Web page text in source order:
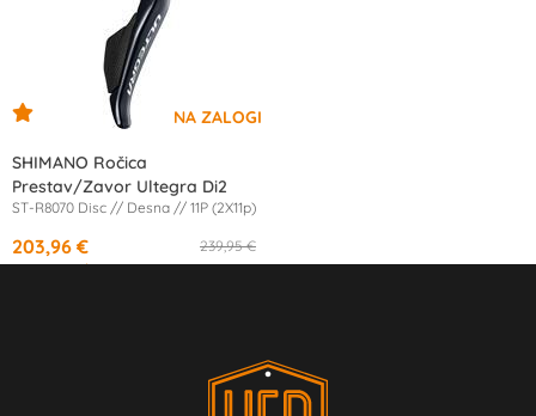
SHIMANO Ročica
Prestav/Zavor Ultegra Di2
ST-R8070 Disc // Desna // 11P (2X11p)
239,95 €
203,96 €
od19,17 €/mesec